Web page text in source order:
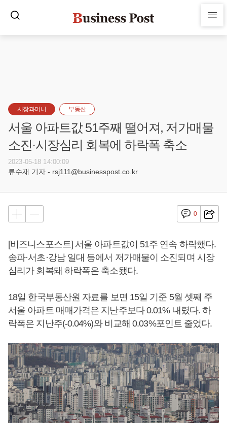
시장과머니 부동산
서울 아파트값 51주째 떨어져, 저가매물
소진·시장심리 회복에 하락폭 축소
2023-05-18 14:00:09
류수재 기자 - rsj111@businesspost.co.kr
0
[비즈니스포스트] 서울 아파트값이 51주 연속 하락했다.
송파·서초·강남 일대 등에서 저가매물이 소진되며 시장
심리가 회복돼 하락폭은 축소됐다.
18일 한국부동산원 자료를 보면 15일 기준 5월 셋째 주
서울 아파트 매매가격은 지난주보다 0.01% 내렸다. 하
락폭은 지난주(-0.04%)와 비교해 0.03%포인트 줄었다.